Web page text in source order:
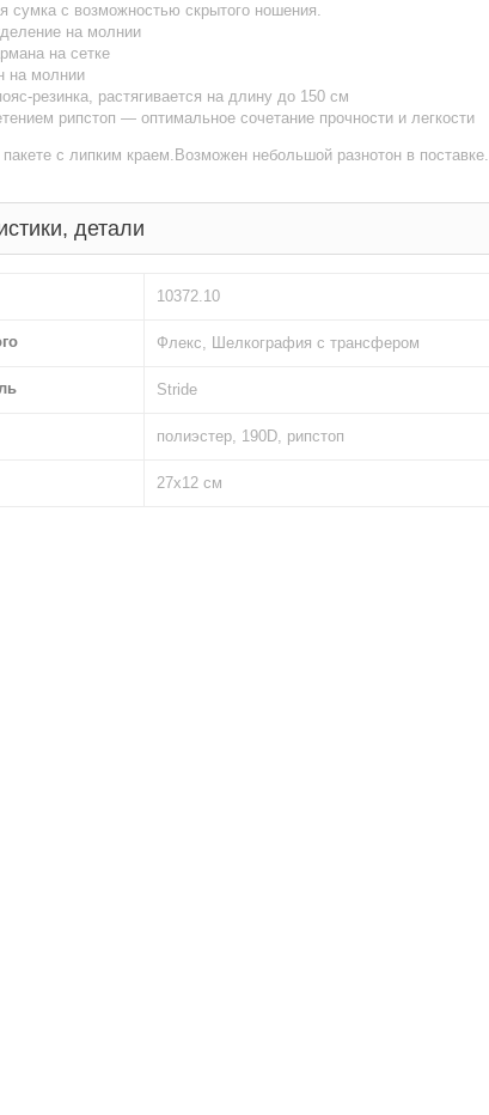
сумка с возможностью скрытого ношения.
на молнии
на сетке
на молнии
резинка, растягивается на длину до 150 см
рипстоп — оптимальное сочетание прочности и легкости
пакете с липким краем.Возможен небольшой разнотон в поставке.
детали
10372.10
Флекс, Шелкография с трансфером
Stride
полиэстер, 190D, рипстоп
27х12 см